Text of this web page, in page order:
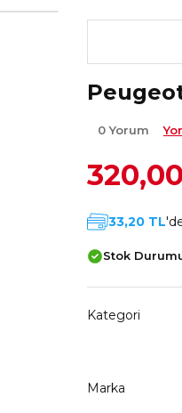
0 Yorum
33,20 TL
Stok
Kategori
Marka